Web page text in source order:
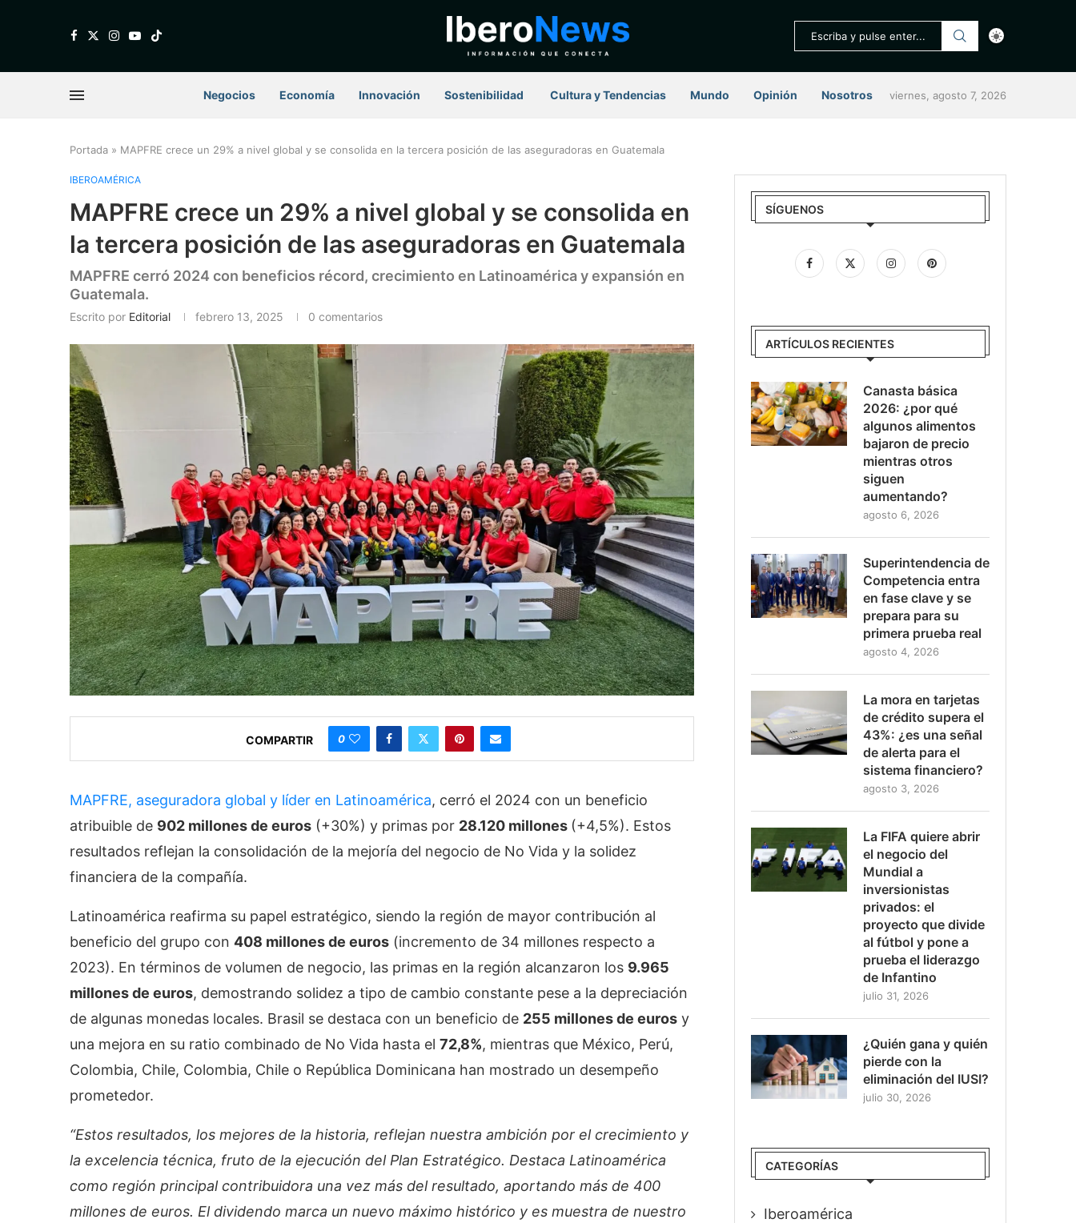
Negocios Economía Innovación Sostenibilidad ⁠ Cultura y Tendencias Mundo Opinión Nosotros viernes, agosto 7, 2026
Portada » MAPFRE crece un 29% a nivel global y se consolida en la tercera posición de las aseguradoras en Guatemala
IBEROAMÉRICA
MAPFRE crece un 29% a nivel global y se consolida en
la tercera posición de las aseguradoras en Guatemala
MAPFRE cerró 2024 con beneficios récord, crecimiento en Latinoamérica y expansión en
Guatemala.
Escrito por Editorial febrero 13, 2025 0 comentarios
COMPARTIR 0
MAPFRE, aseguradora global y líder en Latinoamérica, cerró el 2024 con un beneficio
atribuible de 902 millones de euros (+30%) y primas por 28.120 millones (+4,5%). Estos
resultados reflejan la consolidación de la mejoría del negocio de No Vida y la solidez
financiera de la compañía.
Latinoamérica reafirma su papel estratégico, siendo la región de mayor contribución al
beneficio del grupo con 408 millones de euros (incremento de 34 millones respecto a
2023). En términos de volumen de negocio, las primas en la región alcanzaron los 9.965
millones de euros, demostrando solidez a tipo de cambio constante pese a la depreciación
de algunas monedas locales. Brasil se destaca con un beneficio de 255 millones de euros y
una mejora en su ratio combinado de No Vida hasta el 72,8%, mientras que México, Perú,
Colombia, Chile, Colombia, Chile o República Dominicana han mostrado un desempeño
prometedor.
“Estos resultados, los mejores de la historia, reflejan nuestra ambición por el crecimiento y
la excelencia técnica, fruto de la ejecución del Plan Estratégico. Destaca Latinoamérica
como región principal contribuidora una vez más del resultado, aportando más de 400
millones de euros. El dividendo marca un nuevo máximo histórico y es muestra de nuestro
SÍGUENOS
ARTÍCULOS RECIENTES
Canasta básica
2026: ¿por qué
algunos alimentos
bajaron de precio
mientras otros
siguen
aumentando?
agosto 6, 2026
Superintendencia de
Competencia entra
en fase clave y se
prepara para su
primera prueba real
agosto 4, 2026
La mora en tarjetas
de crédito supera el
43%: ¿es una señal
de alerta para el
sistema financiero?
agosto 3, 2026
La FIFA quiere abrir
el negocio del
Mundial a
inversionistas
privados: el
proyecto que divide
al fútbol y pone a
prueba el liderazgo
de Infantino
julio 31, 2026
¿Quién gana y quién
pierde con la
eliminación del IUSI?
julio 30, 2026
CATEGORÍAS
Iberoamérica